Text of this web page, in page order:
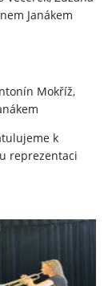
Janákem
Mokříž,
k
reprezentaci